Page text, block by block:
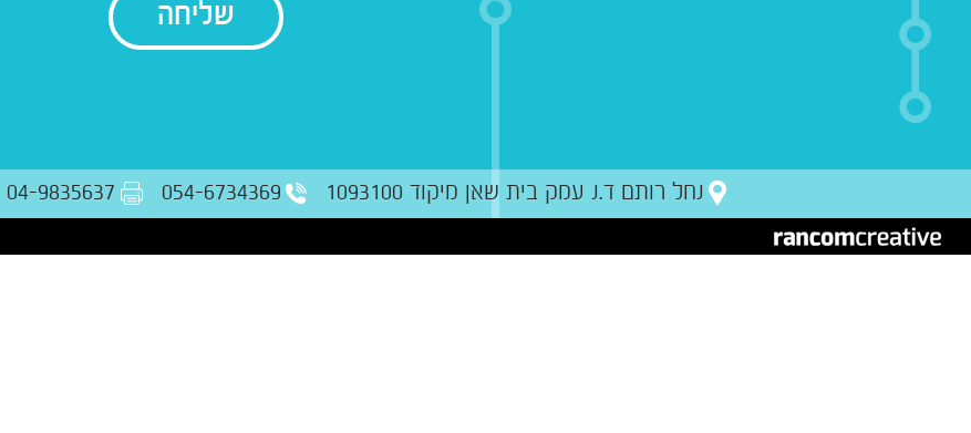
נחל רותם ד.נ עמק בית שאן מיקוד 1093100 054-6734369
04-9835637